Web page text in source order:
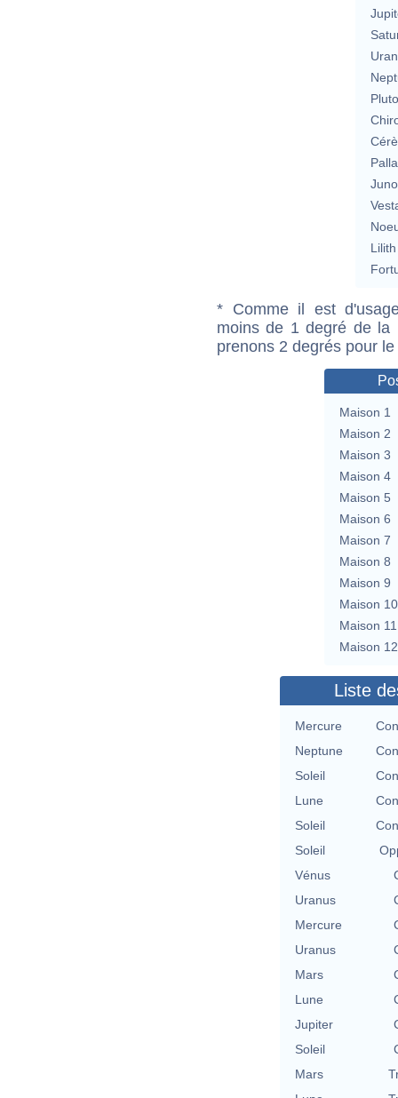
Lilith
* Comme il est
moins de 1 degré de la
prenons 2 degrés pour
Maison 1
Maison 2
Maison 3
Maison 4
Maison 5
Maison 6
Maison 7
Maison 8
Maison 9
Maison 10
Maison 11
Maison 12
Liste
Mercure
Neptune
Soleil
Lune
Soleil
Soleil
Vénus
Uranus
Mercure
Uranus
Mars
Lune
Jupiter
Soleil
Mars